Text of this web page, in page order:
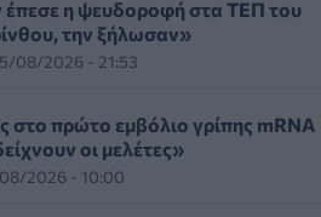
- 18:11
από το ΥΠΑΑΤ
- 17:42
έπεσε η ψευδοροφή στα ΤΕΠ του
την ξήλωσαν»
08/2026 - 21:53
στο πρώτο εμβόλιο γρίπης mRNA
οι μελέτες»
2026 - 10:00